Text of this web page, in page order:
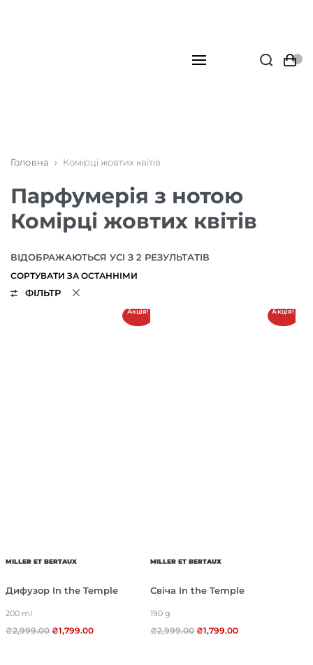
Головна › Комірці жовтих квітів
Парфумерія з нотою
Комірці жовтих квітів
ВІДОБРАЖАЮТЬСЯ УСІ З 2 РЕЗУЛЬТАТІВ
ФІЛЬТР
Акція!
MILLER ET BERTAUX
Дифузор In the Temple
200 ml
₴2,999.00 ₴1,799.00
Акція!
MILLER ET BERTAUX
Свіча In the Temple
190 g
₴2,999.00 ₴1,799.00